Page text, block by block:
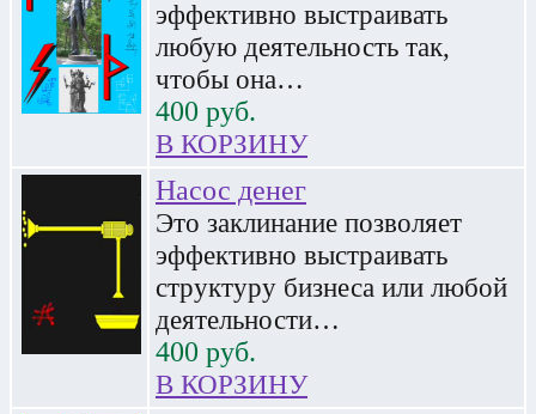
эффективно выстраивать
любую деятельность так,
чтобы она…
400 руб.
В КОРЗИНУ
Насос денег
Это заклинание позволяет
эффективно выстраивать
структуру бизнеса или любой
деятельности…
400 руб.
В КОРЗИНУ